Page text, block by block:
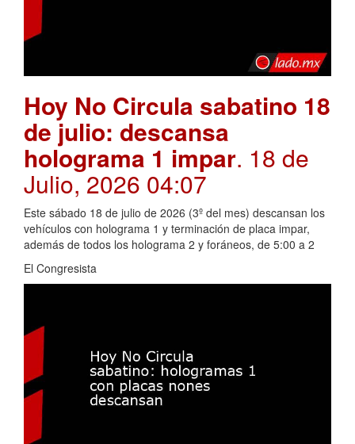
Hoy No Circula sabatino 18
de julio: descansa
holograma 1 impar. 18 de
Julio, 2026 04:07
Este sábado 18 de julio de 2026 (3º del mes) descansan los
vehículos con holograma 1 y terminación de placa impar,
además de todos los holograma 2 y foráneos, de 5:00 a 2
El Congresista